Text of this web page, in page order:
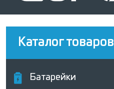
Каталог товаров
Батарейки